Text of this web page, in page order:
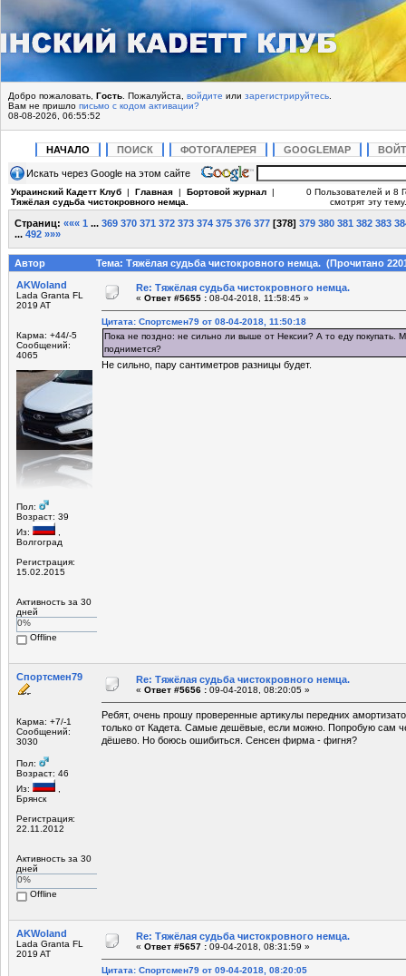
Добро пожаловать, Гость . Пожалуйста, войдите или зарегистрируйтесь
Вам не пришло письмо с кодом активации?
08-08-2026, 06:55:52
НАЧАЛО ПОИСК ФОТОГАЛЕРЕЯ GOOGLEMAP
Искать через Google на этом сайте
Украинский Кадетт Клуб | Главная | Бортовой журнал |
Тяжёлая судьба чистокровного немца.
0 Пользователей и 8
смотрят эту тему.
Страниц: ««« 1 ... 369 370 371 372 373 374 375 376 377 [378] 379 380 381 382 383
... 492 »»»
Автор
Тема: Тяжёлая судьба чистокровного немца. (Прочитано
AKWoland
Lada Granta FL
2019 AT
Карма: +44/-5
Сообщений:
4065
Пол:
Возраст: 39
Из:
Волгоград
Регистрация:
15.02.2015
Активность за 30
дней
0%
Offline
Re: Тяжёлая судьба чистокровного немца.
« Ответ #5655 : 08-04-2018, 11:58:45 »
Цитата: Спортсмен79 от 08-04-2018, 11:50:18
Пока не поздно: не сильно ли выше от Нексии? А то еду покупать.
поднимется?
Не сильно, пару сантиметров разницы будет.
Спортсмен79
Карма: +7/-1
Сообщений:
3030
Пол:
Возраст: 46
Из:
Брянск
Регистрация:
22.11.2012
Активность за 30
дней
0%
Offline
Re: Тяжёлая судьба чистокровного немца.
« Ответ #5656 : 09-04-2018, 08:20:05 »
Ребят, очень прошу проверенные артикулы передних
только от Кадета. Самые дешёвые, если можно. Попробую сам
дёшево. Но боюсь ошибиться. Сенсен фирма - фигня?
AKWoland
Lada Granta FL
2019 AT
Re: Тяжёлая судьба чистокровного немца.
« Ответ #5657 : 09-04-2018, 08:31:59 »
Цитата: Спортсмен79 от 09-04-2018, 08:20:05